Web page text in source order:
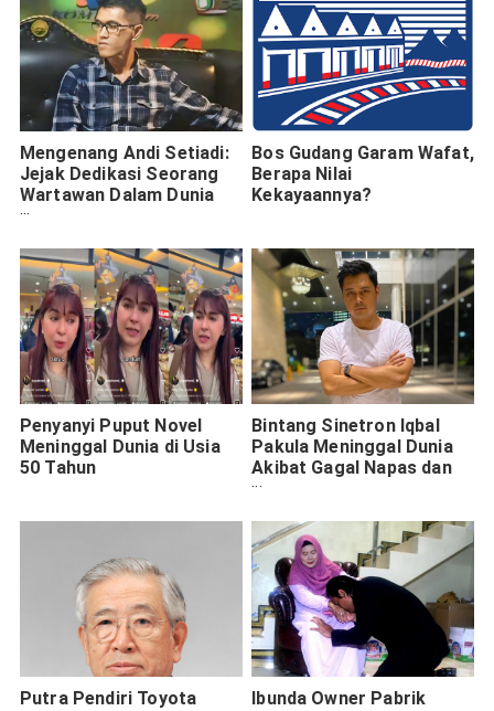
Mengenang Andi Setiadi:
Jejak Dedikasi Seorang
Wartawan Dalam Dunia
Pers
Bos Gudang Garam Wafat,
Berapa Nilai
Kekayaannya?
Penyanyi Puput Novel
Meninggal Dunia di Usia
50 Tahun
Bintang Sinetron Iqbal
Pakula Meninggal Dunia
Akibat Gagal Napas dan
Jantung
Putra Pendiri Toyota
Ibunda Owner Pabrik